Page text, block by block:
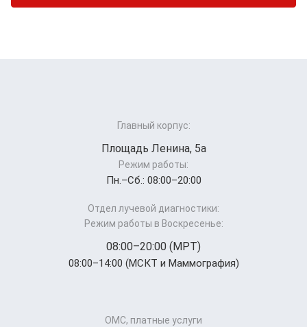
Главный корпус:
Площадь Ленина, 5а
Режим работы:
Пн.–Cб.: 08:00–20:00
Отдел лучевой диагностики:
Режим работы в Воскресенье:
08:00–20:00 (МРТ)
08:00–14:00 (МСКТ и Маммография)
ОМС, платные услуги